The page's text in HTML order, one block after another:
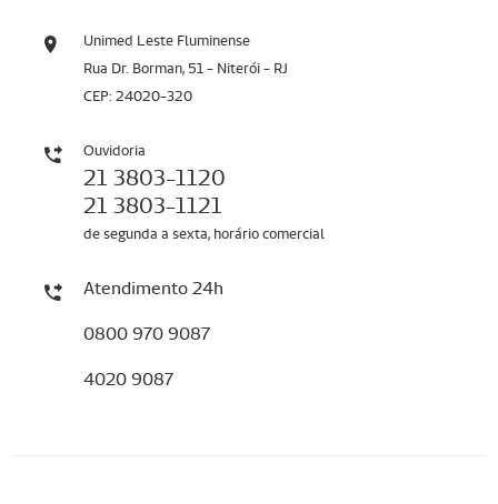
Unimed Leste Fluminense
Rua Dr. Borman, 51 - Niterói - RJ
CEP: 24020-320
Ouvidoria
21 3803-1120
21 3803-1121
de segunda a sexta, horário comercial
Atendimento 24h
0800 970 9087
4020 9087